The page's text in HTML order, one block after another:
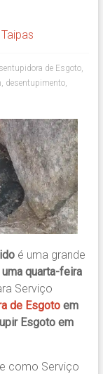
Taipas
de Esgoto,
, desentupimento,
é uma grande
uma quarta-feira
Serviço
de Esgotoem
Esgoto em
como Serviço